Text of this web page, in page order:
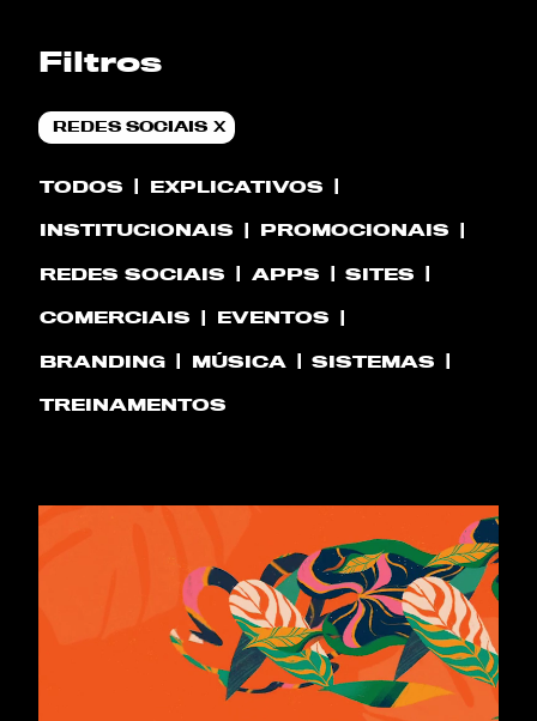
Filtros
REDES SOCIAIS
TODOS EXPLICATIVOS
INSTITUCIONAIS PROMOCIONAIS
REDES SOCIAIS APPS SITES
COMERCIAIS EVENTOS
BRANDING MÚSICA SISTEMAS
TREINAMENTOS